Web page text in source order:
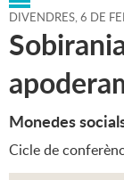
DIVENDRES,6 DE
Monedes
Cicle de